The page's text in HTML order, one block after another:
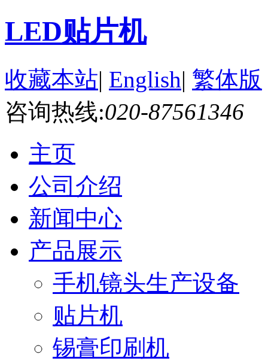
LED贴片机
收藏本站| English| 繁体版
咨询热线:020-87561346
主页
公司介绍
新闻中心
产品展示
手机镜头生产设备
贴片机
锡膏印刷机